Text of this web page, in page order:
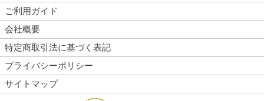
ご利用ガイド
会社概要
特定商取引法に基づく表記
プライバシーポリシー
サイトマップ